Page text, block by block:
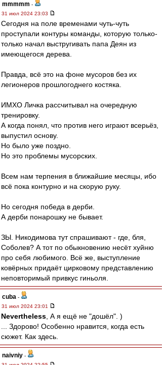
mmmmm -
31 июл 2024 23:03
Сегодня на поле временами чуть-чуть
проступали контуры команды, которую только-
только начал выстругивать папа Деян из
имеющегося дерева.
Правда, всё это на фоне мусоров без их
легионеров прошлогоднего костяка.
ИМХО Личка рассчитывал на очередную
тренировку.
А когда понял, что против него играют всерьёз,
выпустил основу.
Но было уже поздно.
Но это проблемы мусорских.
Всем нам терпения в ближайшие месяцы, ибо
всё пока контурно и на скорую руку.
Но сегодня победа в дерби.
А дерби понарошку не бывает.
ЗЫ. Никодимова тут спрашивают - где, бля,
Соболев? А тот по обыкновению несёт хуйню
про себя любимого. Всё же, выступление
ковёрных придаёт цирковому представлению
неповторимый привкус гиньоля.
cuba -
31 июл 2024 23:01
Nevertheless , А я ещё не "дошёл". )
... Здорово! Особенно нравится, когда есть
сюжет. Как здесь.
naivniy -